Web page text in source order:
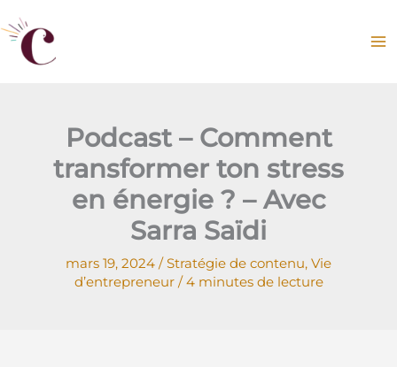
au
contenu
Podcast – Comment
transformer ton stress
en énergie ? – Avec
Sarra Saïdi
mars 19, 2024 /Stratégie de contenu, Vie
d’entrepreneur/4 minutes de lecture